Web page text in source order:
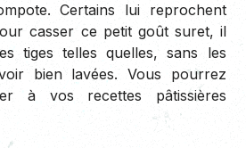
Certains lui reprochent
casser ce petit goût suret, il
tiges telles quelles, sans les
bien lavées. Vous pourrez
à vos recettes pâtissières